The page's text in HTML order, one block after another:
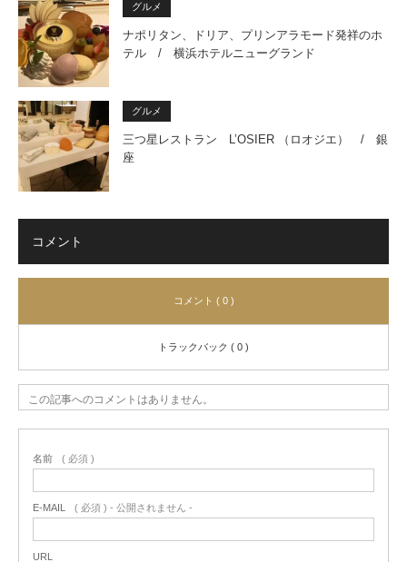
グルメ
ナポリタン、ドリア、プリンアラモード発祥のホ
テル / 横浜ホテルニューグランド
グルメ
三つ星レストラン L’OSIER （ロオジエ） / 銀
座
コメント
コメント ( 0 )
トラックバック ( 0 )
この記事へのコメントはありません。
名前 ( 必須 )
E-MAIL ( 必須 ) - 公開されません -
URL